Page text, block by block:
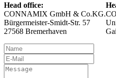
Head office:
CONNAMIX GmbH & Co.KG.
Bürgermeister-Smidt-Str. 57
27568 Bremerhaven